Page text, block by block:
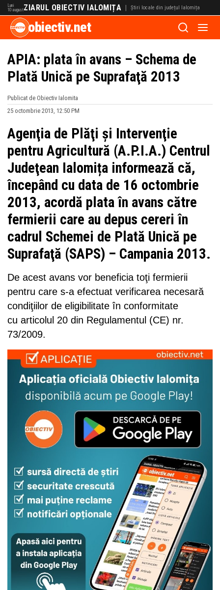
Luni
10 augustZIARUL OBIECTIV IALOMIȚA | Știri locale din județul Ialomița
obiectiv.net
APIA: plata în avans – Schema de
Plată Unică pe Suprafaţă 2013
Publicat de Obiectiv Ialomita
25 octombrie 2013, 12:50 PM
Agenţia de Plăţi şi Intervenţie
pentru Agricultură (A.P.I.A.) Centrul
Judeţean Ialomița informează că,
începând cu data de 16 octombrie
2013, acordă plata în avans către
fermierii care au depus cereri în
cadrul Schemei de Plată Unică pe
Suprafaţă (SAPS) – Campania 2013.
De acest avans vor beneficia toţi fermierii
pentru care s-a efectuat verificarea necesară
condiţiilor de eligibilitate în conformitate
cu articolul 20 din Regulamentul (CE) nr.
73/2009.